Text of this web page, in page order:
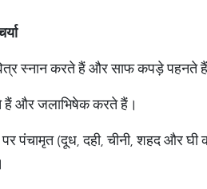
स्नान करते हैं और साफ कपड़े पहनते
हैं और जलाभिषेक करते हैं।
पंचामृत (दूध, दही, चीनी, शहद और